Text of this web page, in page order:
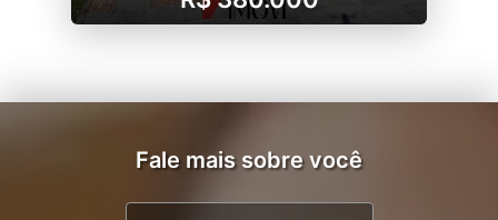
Fale mais sobre você